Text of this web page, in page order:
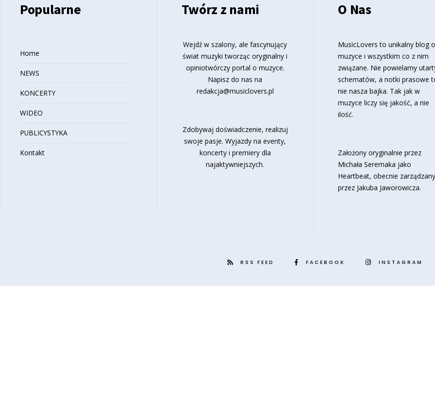
Popularne
Home
NEWS
KONCERTY
WIDEO
PUBLICYSTYKA
Kontakt
Twórz z nami
Wejdź w szalony, ale fascynujący
świat muzyki tworząc oryginalny i
opiniotwórczy portal o muzyce.
Napisz do nas na
redakcja@musiclovers.pl
Zdobywaj doświadczenie, realizuj
swoje pasje. Wyjazdy na eventy,
koncerty i premiery dla
najaktywniejszych.
O Nas
MusicLovers to unikalny blog o
muzyce i wszystkim co z nim
związane. Nie powielamy
schematów, a notki prasowe
nie nasza bajka. Tak jak w
muzyce liczy się jakość, a nie
ilość.
Założony oryginalnie przez
Michała Seremaka jako
Heartbeat, obecnie zarządzany
przez Jakuba Jaworowicza.
RSS FEED FACEBOOK INSTAGRAM